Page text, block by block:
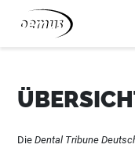
Zum Inhalt springen
DieDental Tribune